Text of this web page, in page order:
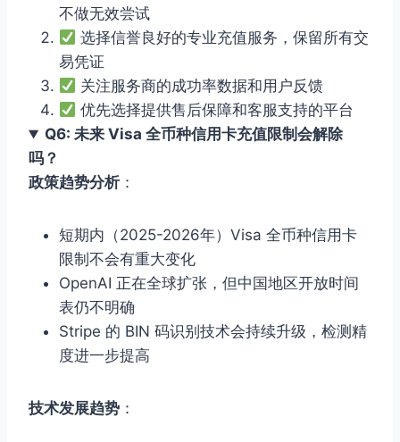
不做无效尝试
选择信誉良好的专业充值服务，保留所有交
易凭证
关注服务商的成功率数据和用户反馈
优先选择提供售后保障和客服支持的平台
Q6: 未来 Visa 全币种信用卡充值限制会解除
吗？
政策趋势分析：
短期内（2025-2026年）Visa 全币种信用卡
限制不会有重大变化
OpenAI 正在全球扩张，但中国地区开放时间
表仍不明确
Stripe 的 BIN 码识别技术会持续升级，检测精
度进一步提高
技术发展趋势 ：